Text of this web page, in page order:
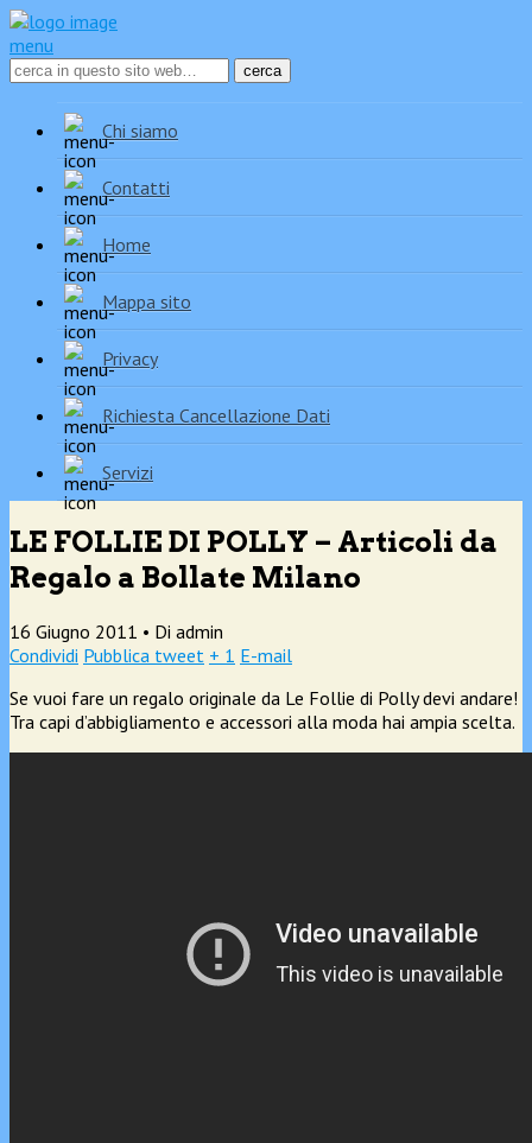
menu
Chi siamo
Contatti
Home
Mappa sito
Privacy
Richiesta Cancellazione Dati
Servizi
LE FOLLIE DI POLLY – Articoli da
Regalo a Bollate Milano
16 Giugno 2011 • Di admin
Condividi Pubblica tweet + 1 E-mail
Se vuoi fare un regalo originale da Le Follie di Polly devi andare!
Tra capi d’abbigliamento e accessori alla moda hai ampia scelta.